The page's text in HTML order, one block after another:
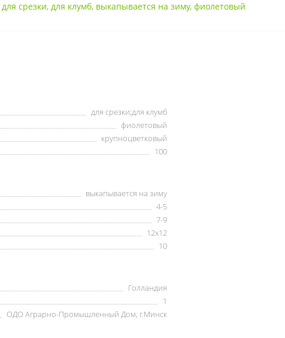
для срезки, для клумб, выкапывается на зиму, фиолетовый
для срезки;для клумб
фиолетовый
крупноцветковый
100
выкапывается на зиму
4-5
7-9
12х12
10
Голландия
1
ОДО Аграрно-Промышленный Дом, г.Минск